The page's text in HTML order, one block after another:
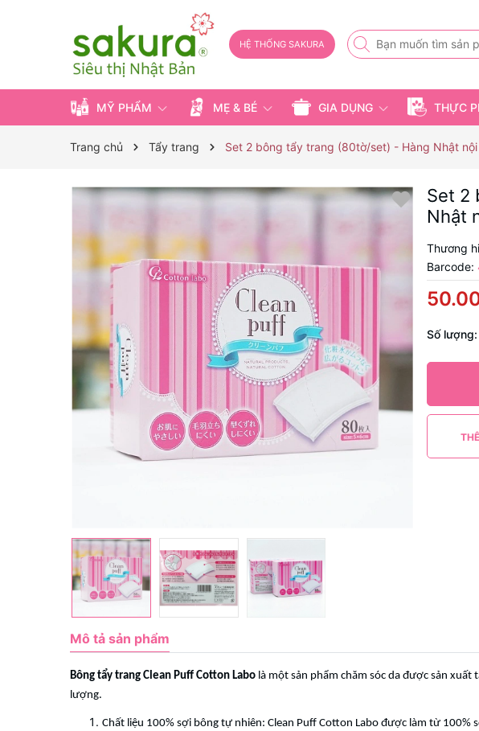
HỆ THỐNG SAKURA
MỸ PHẨM MẸ & BÉ GIA DỤNG THỰC
Trang chủ Tẩy trang Set 2 bông tẩy trang (80tờ/set) - Hàng Nhật nội
Set 2
Nhật
Thương
Barcode:
Số lượng:
Mô tả sản phẩm
Bông tẩy trang Clean Puff Cotton Labo là một sản phẩm chăm sóc da được sản xuất
lượng.
Chất liệu 100% sợi bông tự nhiên: Clean Puff Cotton Labo được làm từ